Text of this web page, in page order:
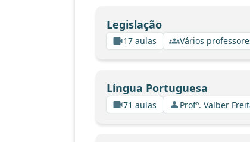
Legislação
17 aulas Vários
Língua Portuguesa
71 aulas Profº. Valber